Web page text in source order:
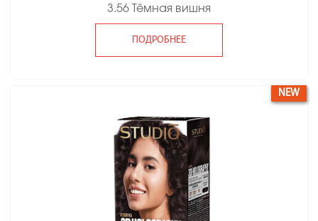
3.56 Тёмная вишня
ПОДРОБНЕЕ
NEW